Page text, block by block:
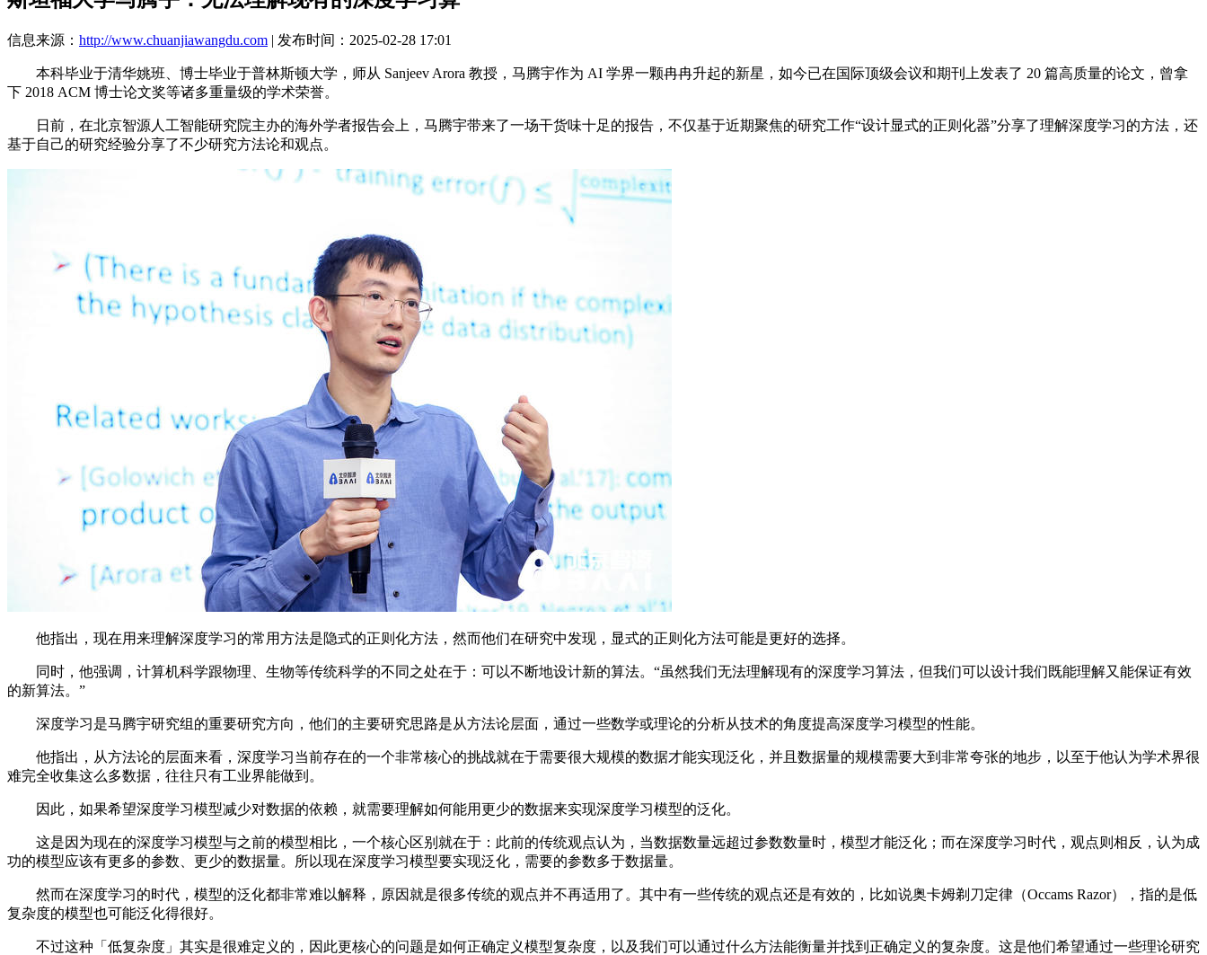
信息来源： http://www.chuanjiawangdu.com | 发布时间：2025-02-28 17:01
本科毕业于清华姚班、博士毕业于普林斯顿大学，师从 Sanjeev Arora 教授，马腾宇作为 AI 学界一颗冉冉升起的新星，如今已在国际顶级会议和期刊上发表了 20 篇高质量的论文，曾拿
下 2018 ACM 博士论文奖等诸多重量级的学术荣誉。
日前，在北京智源人工智能研究院主办的海外学者报告会上，马腾宇带来了一场干货味十足的报告，不仅基于近期聚焦的研究工作“设计显式的正则化器”分享了理解深度学习的方法，还
基于自己的研究经验分享了不少研究方法论和观点。
他指出，现在用来理解深度学习的常用方法是隐式的正则化方法，然而他们在研究中发现，显式的正则化方法可能是更好的选择。
同时，他强调，计算机科学跟物理、生物等传统科学的不同之处在于：可以不断地设计新的算法。“虽然我们无法理解现有的深度学习算法，但我们可以设计我们既能理解又能保证有效
的新算法。”
深度学习是马腾宇研究组的重要研究方向，他们的主要研究思路是从方法论层面，通过一些数学或理论的分析从技术的角度提高深度学习模型的性能。
他指出，从方法论的层面来看，深度学习当前存在的一个非常核心的挑战就在于需要很大规模的数据才能实现泛化，并且数据量的规模需要大到非常夸张的地步，以至于他认为学术界很
难完全收集这么多数据，往往只有工业界能做到。
因此，如果希望深度学习模型减少对数据的依赖，就需要理解如何能用更少的数据来实现深度学习模型的泛化。
这是因为现在的深度学习模型与之前的模型相比，一个核心区别就在于：此前的传统观点认为，当数据数量远超过参数数量时，模型才能泛化；而在深度学习时代，观点则相反，认为成
功的模型应该有更多的参数、更少的数据量。所以现在深度学习模型要实现泛化，需要的参数多于数据量。
然而在深度学习的时代，模型的泛化都非常难以解释，原因就是很多传统的观点并不再适用了。其中有一些传统的观点还是有效的，比如说奥卡姆剃刀定律（Occams Razor），指的是低
复杂度的模型也可能泛化得很好。
不过这种「低复杂度」其实是很难定义的，因此更核心的问题是如何正确定义模型复杂度，以及我们可以通过什么方法能衡量并找到正确定义的复杂度。这是他们希望通过一些理论研究